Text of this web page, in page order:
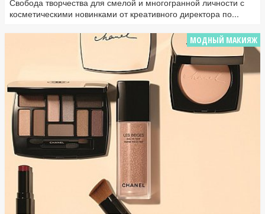
Свобода творчества для смелой и многогранной личности с
косметическими новинками от креативного директора по...
МОДНЫЙ МАКИЯЖ